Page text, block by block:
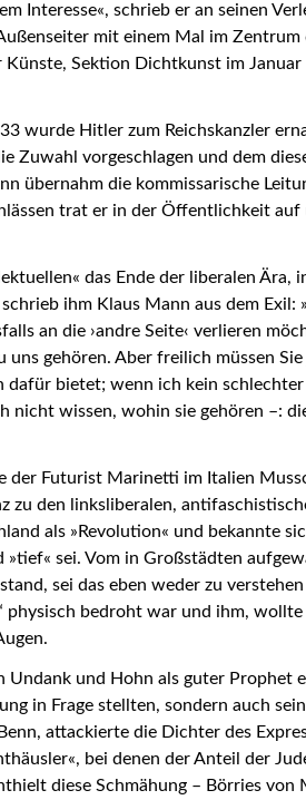
Interesse«, schrieb er an seinen
mit einem Mal im
Sektion Dichtkunst im
wurde Hitler zum Reichskanzler
vorgeschlagen und dem
übernahm die kommissarische
trat er in der Öffentlichkeit
das Ende der liberalen
ihm Klaus Mann aus dem Exil:
an die ›andre Seite‹ verlieren
gehören. Aber freilich müssen
dafür bietet; wenn ich kein
nicht wissen, wohin sie gehören –:
der Futurist Marinetti im Italien
den linksliberalen,
als »Revolution« und bekannte
sei. Vom in Großstädten
sei das eben weder zu
physisch bedroht war und ihm,
und Hohn als guter Prophet
in Frage stellten, sondern auch
attackierte die Dichter des
bei denen der Anteil der
diese Schmähung – Börries von